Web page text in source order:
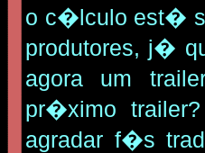
o c�lculo est�
produtores, j�
agora um
pr�ximo
agradar f�s